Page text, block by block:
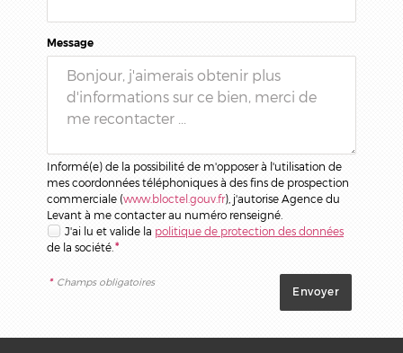
Message
Informé(e) de la possibilité de m'opposer à l'utilisation de
mes coordonnées téléphoniques à des fins de prospection
commerciale (www.bloctel.gouv.fr), j'autorise Agence du
Levant à me contacter au numéro renseigné.
J'ai lu et valide la politique de protection des données
de la société. *
* Champs obligatoires